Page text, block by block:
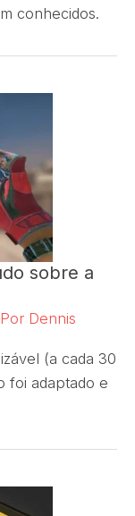
conhecidos.
sobre a
Dennis
(a cada 30
foi adaptado e